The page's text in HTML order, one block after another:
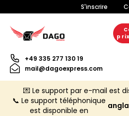
S'inscrire
+49 335 277 130 19
mail@dagoexpress.com
💌 Le support par e-mail est
📞 Le support téléphonique
est disponible en